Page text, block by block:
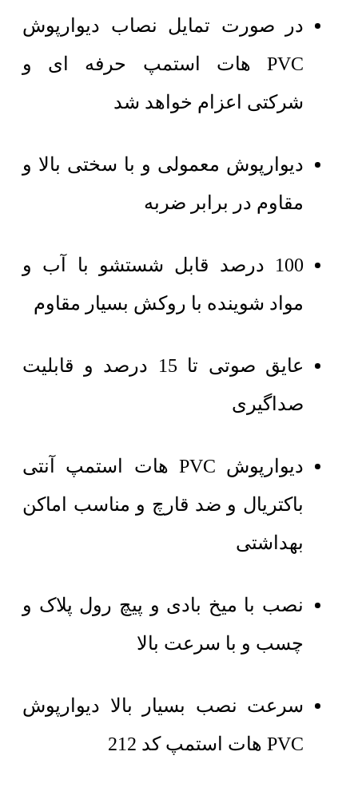
در صورت تمایل نصاب دیوارپوش
PVC هات استمپ حرفه ای و
شرکتی اعزام خواهد شد
دیوارپوش معمولی و با سختی بالا و
مقاوم در برابر ضربه
100 درصد قابل شستشو با آب و
مواد شوینده با روکش بسیار مقاوم
عایق صوتی تا 15 درصد و قابلیت
صداگیری
دیوارپوش PVC هات استمپ آنتی
باکتریال و ضد قارچ و مناسب اماکن
بهداشتی
نصب با میخ بادی و پیچ رول پلاک و
چسب و با سرعت بالا
سرعت نصب بسیار بالا دیوارپوش
PVC هات استمپ کد 212